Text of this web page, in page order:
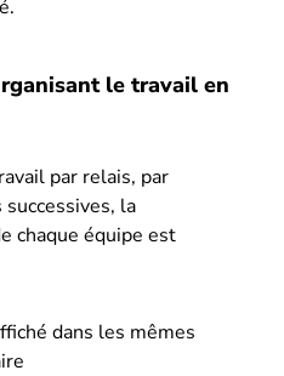
le travail en
par relais, par
la
chaque équipe est
dans les mêmes